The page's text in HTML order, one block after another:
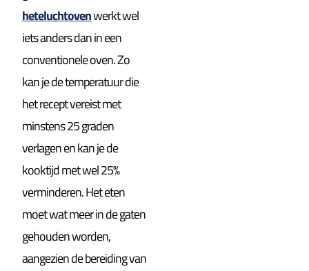
heteluchtovenwerkt wel
iets anders dan in een
conventionele oven. Zo
kan je de temperatuur die
het recept vereist met
minstens 25 graden
verlagen en kan je de
kooktijd met wel 25%
verminderen. Het eten
moet wat meer in de gaten
gehouden worden,
aangezien de bereiding van